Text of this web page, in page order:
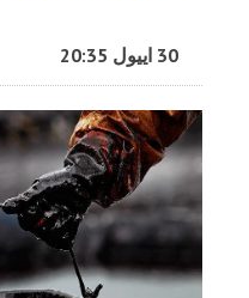
30 اییول 20:35